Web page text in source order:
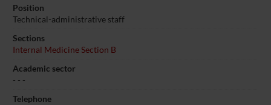
Position
Technical-administrative staff
Sections
Internal Medicine Section B
Academic sector
- - -
Telephone